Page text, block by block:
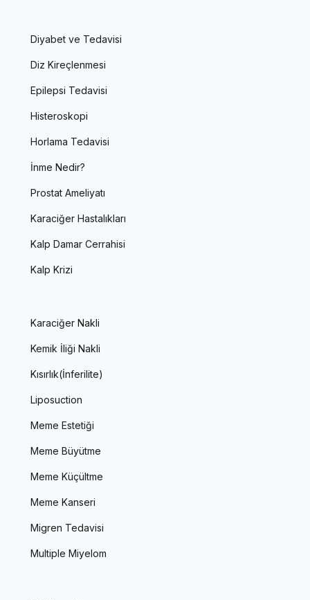
Diyabet ve Tedavisi
Diz Kireçlenmesi
Epilepsi Tedavisi
Histeroskopi
Horlama Tedavisi
İnme Nedir?
Prostat Ameliyatı
Karaciğer Hastalıkları
Kalp Damar Cerrahisi
Kalp Krizi
Karaciğer Nakli
Kemik İliği Nakli
Kısırlık(İnferilite)
Liposuction
Meme Estetiği
Meme Büyütme
Meme Küçültme
Meme Kanseri
Migren Tedavisi
Multiple Miyelom